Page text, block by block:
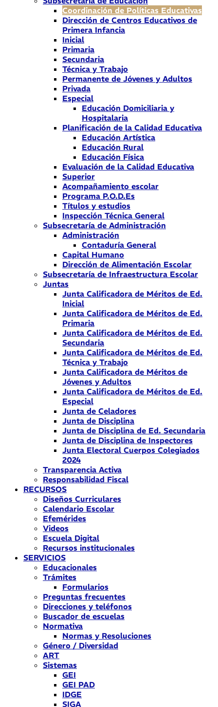
Coordinación de Políticas Educativas
Dirección de Centros Educativos de
Primera Infancia
Inicial
Primaria
Secundaria
Técnica y Trabajo
Permanente de Jóvenes y Adultos
Privada
Especial
Educación Domiciliaria y
Hospitalaria
Planificación de la Calidad Educativa
Educación Artística
Educación Rural
Educación Física
Evaluación de la Calidad Educativa
Superior
Acompañamiento escolar
Programa P.O.D.Es
Títulos y estudios
Inspección Técnica General
Subsecretaría de Administración
Administración
Contaduría General
Capital Humano
Dirección de Alimentación Escolar
Subsecretaría de Infraestructura Escolar
Juntas
Junta Calificadora de Méritos de Ed.
Inicial
Junta Calificadora de Méritos de Ed.
Primaria
Junta Calificadora de Méritos de Ed.
Secundaria
Junta Calificadora de Méritos de Ed.
Técnica y Trabajo
Junta Calificadora de Méritos de
Jóvenes y Adultos
Junta Calificadora de Méritos de Ed.
Especial
Junta de Celadores
Junta de Disciplina
Junta de Disciplina de Ed. Secundaria
Junta de Disciplina de Inspectores
Junta Electoral Cuerpos Colegiados
2024
Transparencia Activa
Responsabilidad Fiscal
RECURSOS
Diseños Curriculares
Calendario Escolar
Efemérides
Videos
Escuela Digital
Recursos institucionales
SERVICIOS
Educacionales
Trámites
Formularios
Preguntas frecuentes
Direcciones y teléfonos
Buscador de escuelas
Normativa
Normas y Resoluciones
Género / Diversidad
ART
Sistemas
GEI
GEI PAD
IDGE
SIGA